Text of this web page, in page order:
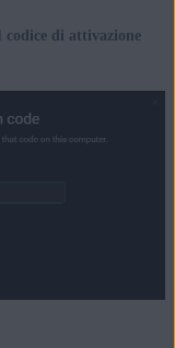
codice di attivazione